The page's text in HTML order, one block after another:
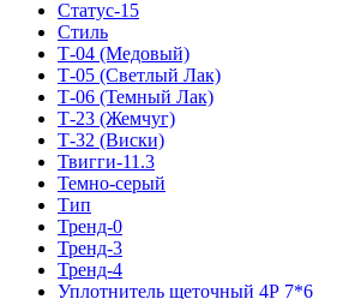
Статус-15
Стиль
Т-04 (Медовый)
Т-05 (Светлый Лак)
Т-06 (Темный Лак)
Т-23 (Жемчуг)
Т-32 (Виски)
Твигги-11.3
Темно-серый
Тип
Тренд-0
Тренд-3
Тренд-4
Уплотнитель щеточный 4Р 7*6